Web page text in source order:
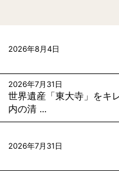
2026年8月4日
2026年7月31日
世界遺産「東大寺」をキ
内の清 ...
2026年7月31日